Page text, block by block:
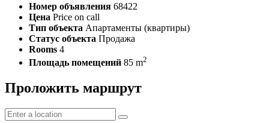
Номер объявления 68422
Цена Price on call
Тип объекта Апартаменты (квартиры)
Статус объекта Продажа
Rooms 4
Площадь помещений 85 m2
Проложить маршрут